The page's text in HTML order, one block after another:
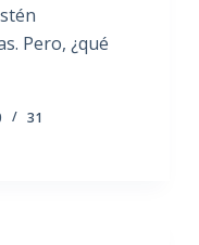
Pero, ¿qué
31